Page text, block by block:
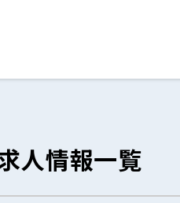
人情報一覧